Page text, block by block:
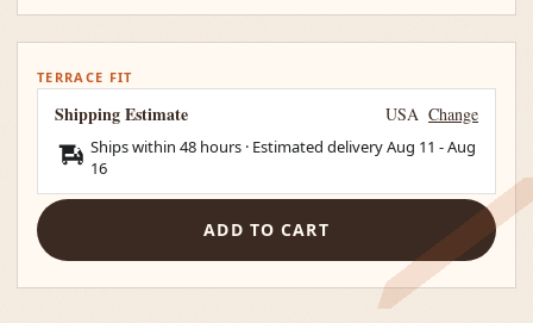
TERRACE FIT
Shipping Estimate USA Change
Ships within 48 hours · Estimated deliveryAug 11 -Aug
16
ADD TO CART